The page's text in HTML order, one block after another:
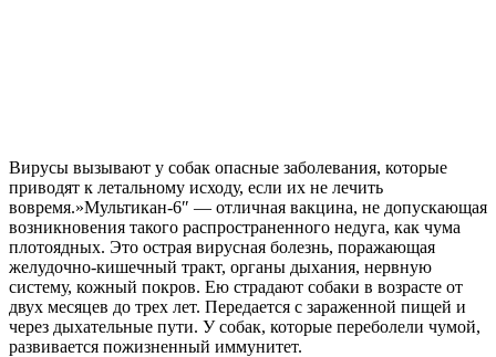
Вирусы вызывают у собак опасные заболевания, которые
приводят к летальному исходу, если их не лечить
вовремя.»Мультикан-6″ — отличная вакцина, не допускающая
возникновения такого распространенного недуга, как чума
плотоядных. Это острая вирусная болезнь, поражающая
желудочно-кишечный тракт, органы дыхания, нервную
систему, кожный покров. Ею страдают собаки в возрасте от
двух месяцев до трех лет. Передается с зараженной пищей и
через дыхательные пути. У собак, которые переболели чумой,
развивается пожизненный иммунитет.